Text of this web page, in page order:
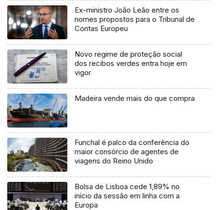
Ex-ministro João Leão entre os
nomes propostos para o Tribunal de
Contas Europeu
Novo regime de proteção social
dos recibos verdes entra hoje em
vigor
Madeira vende mais do que compra
Funchal é palco da conferência do
maior consórcio de agentes de
viagens do Reino Unido
Bolsa de Lisboa cede 1,89% no
início da sessão em linha com a
Europa